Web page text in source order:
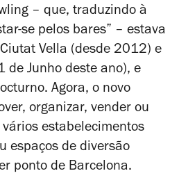
– que, traduzindo à
se pelos bares” – estava
Vella (desde 2012) e
de Junho deste ano), e
Agora, o novo
organizar, vender ou
estabelecimentos
espaços de diversão
ponto de Barcelona.